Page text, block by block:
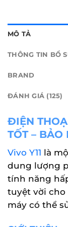
MÔ TẢ
THÔNG TIN BỔ
BRAND
ĐÁNH GIÁ (125)
ĐIỆN
TỐT – BẢO
Vivo Y11 là
dung lượng
tính năng
tuyệt vời
máy có thể